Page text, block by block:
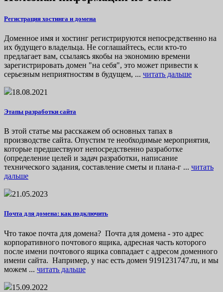
Регистрация хостинга и домена
Доменное имя и хостинг регистрируются непосредственно на
их будущего владельца. Не соглашайтесь, если кто-то
предлагает вам, ссылаясь якобы на экономию времени
зарегистрировать домен "на себя", это может привести к
серьезным неприятностям в будущем, ... читать дальше
18.08.2021
Этапы разработки сайта
В этой статье мы расскажем об основных тапах в
производстве сайта. Опустим те необходимые мероприятия,
которые предшествуют непосредственно разработке
(определение целей и задач разработки, написание
технического задания, составление сметы и плана-г ... читать
дальше
21.05.2023
Почта для домена: как подключить
Что такое почта для домена? Почта для домена - это адрес
корпоративного почтового ящика, адресная часть которого
после имени почтового ящика совпадает с адресом доменного
имени сайта. Например, у нас есть домен 9191231747.ru, и мы
можем ... читать дальше
15.09.2022